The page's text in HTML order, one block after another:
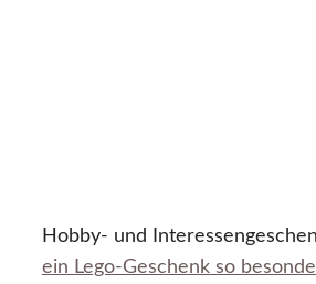
Hobby- und
ein Lego-Geschenk so